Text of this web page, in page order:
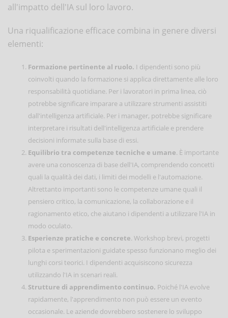
all'impatto dell'IA sul loro lavoro.
Una riqualificazione efficace combina in genere diversi
elementi:
Formazione pertinente al ruolo. I dipendenti sono più
coinvolti quando la formazione si applica direttamente alle loro
responsabilità quotidiane. Per i lavoratori in prima linea, ciò
potrebbe significare imparare a utilizzare strumenti assistiti
dall'intelligenza artificiale. Per i manager, potrebbe significare
interpretare i risultati dell'intelligenza artificiale e prendere
decisioni informate sulla base di essi.
Equilibrio tra competenze tecniche e umane. È importante
avere una conoscenza di base dell'IA, comprendendo concetti
quali la qualità dei dati, i limiti dei modelli e l'automazione.
Altrettanto importanti sono le competenze umane quali il
pensiero critico, la comunicazione, la collaborazione e il
ragionamento etico, che aiutano i dipendenti a utilizzare l'IA in
modo oculato.
Esperienze pratiche e concrete. Workshop brevi, progetti
pilota e sperimentazioni guidate spesso funzionano meglio dei
lunghi corsi teorici. I dipendenti acquisiscono sicurezza
utilizzando l'IA in scenari reali.
Strutture di apprendimento continuo. Poiché l'IA evolve
rapidamente, l'apprendimento non può essere un evento
occasionale. Le aziende dovrebbero sostenere lo sviluppo